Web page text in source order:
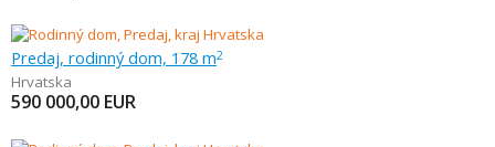
Predaj, rodinný dom, 178 m2
Hrvatska
590 000,00 EUR